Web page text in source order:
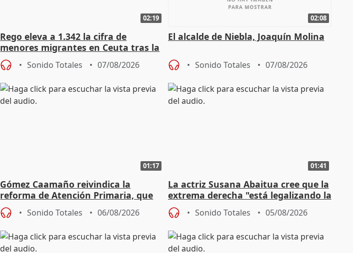
02:19
Rego eleva a 1.342 la cifra de
menores migrantes en Ceuta tras la
entrada masiva
Sonido Totales 07/08/2026
02:08
El alcalde de Niebla, Joaquín Molina
Sonido Totales 07/08/2026
01:17
Gómez Caamaño reivindica la
reforma de Atención Primaria, que
reforzará la autogestión
Sonido Totales 06/08/2026
01:41
La actriz Susana Abaitua cree que la
extrema derecha "está legalizando la
homofobia"
Sonido Totales 05/08/2026